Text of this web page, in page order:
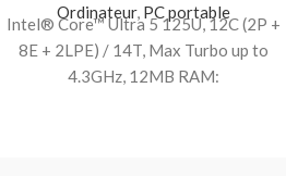
Ordinateur, PC portable
Intel® Core™ Ultra 5 125U, 12C (2P +
8E + 2LPE) / 14T, Max Turbo up to
4.3GHz, 12MB RAM: